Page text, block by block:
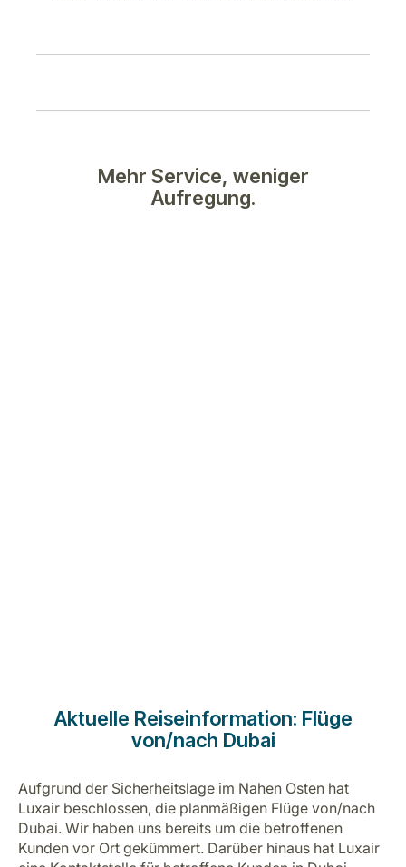
Mehr Service, weniger
Aufregung.
Aktuelle Reiseinformation: Flüge
von/nach Dubai
Aufgrund der Sicherheitslage im Nahen Osten hat
Luxair beschlossen, die planmäßigen Flüge von/nach
Dubai. Wir haben uns bereits um die betroffenen
Kunden vor Ort gekümmert. Darüber hinaus hat Luxair